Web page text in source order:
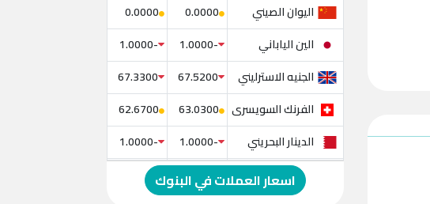
اليوان الصيني
0.0000
0.0000
الين الياباني
-1.0000
-1.0000
الجنيه الاسترليني
67.5200
67.3300
الفرنك السويسرى
63.0300
62.6700
الدينار البحريني
-1.0000
-1.0000
الدولار الإسترالي
-1.0000
-1.0000اسعار العملات في البنوك